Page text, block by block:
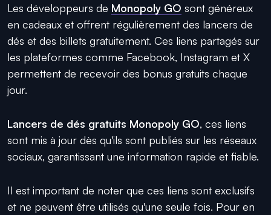
Les développeurs de Monopoly GO sont généreux
en cadeaux et offrent régulièrement des lancers de
dés et des billets gratuitement. Ces liens partagés sur
les plateformes comme Facebook, Instagram et X
permettent de recevoir des bonus gratuits chaque
jour.
Lancers de dés gratuits Monopoly GO, ces liens
sont mis à jour dès qu'ils sont publiés sur les réseaux
sociaux, garantissant une information rapide et fiable.
Il est important de noter que ces liens sont exclusifs
et ne peuvent être utilisés qu'une seule fois. Pour en